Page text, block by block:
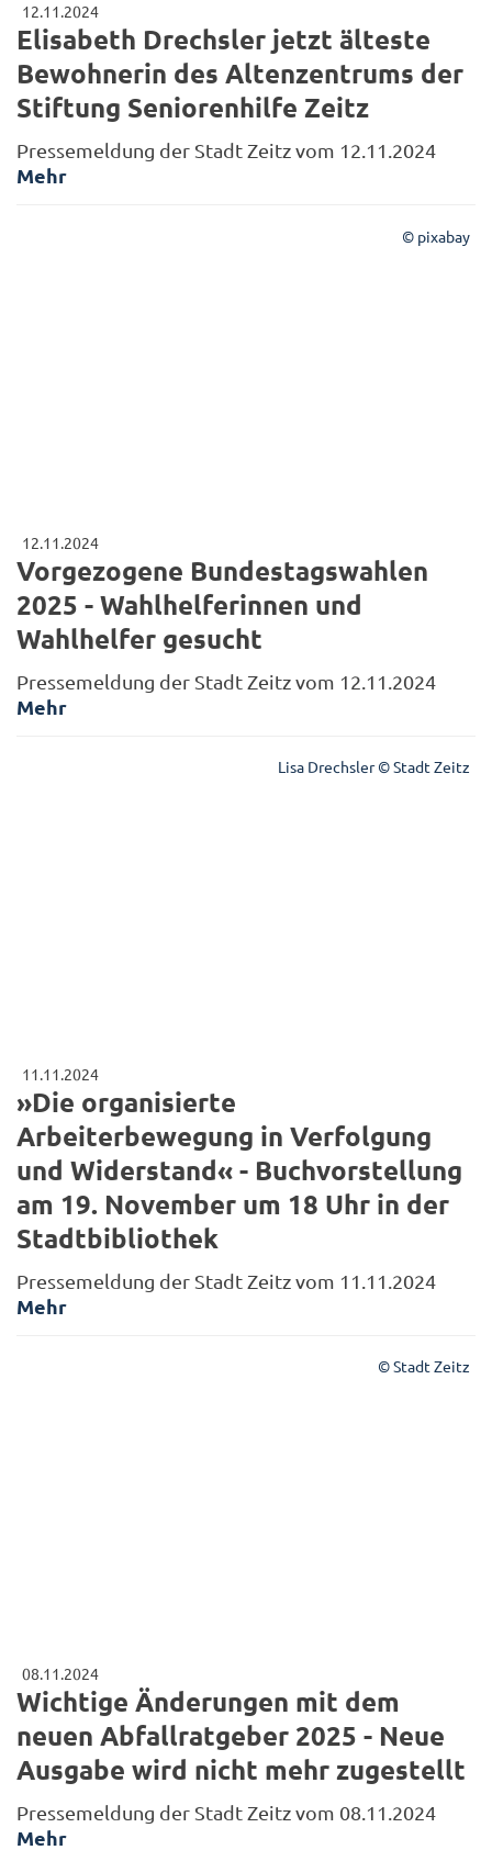
12.11.2024
Elisabeth Drechsler jetzt älteste
Bewohnerin des Altenzentrums der
Stiftung Seniorenhilfe Zeitz
Pressemeldung der Stadt Zeitz vom 12.11.2024
Mehr
© pixabay
12.11.2024
Vorgezogene Bundestagswahlen
2025 - Wahlhelferinnen und
Wahlhelfer gesucht
Pressemeldung der Stadt Zeitz vom 12.11.2024
Mehr
Lisa Drechsler © Stadt Zeitz
11.11.2024
»Die organisierte
Arbeiterbewegung in Verfolgung
und Widerstand« - Buchvorstellung
am 19. November um 18 Uhr in der
Stadtbibliothek
Pressemeldung der Stadt Zeitz vom 11.11.2024
Mehr
© Stadt Zeitz
08.11.2024
Wichtige Änderungen mit dem
neuen Abfallratgeber 2025 - Neue
Ausgabe wird nicht mehr zugestellt
Pressemeldung der Stadt Zeitz vom 08.11.2024
Mehr